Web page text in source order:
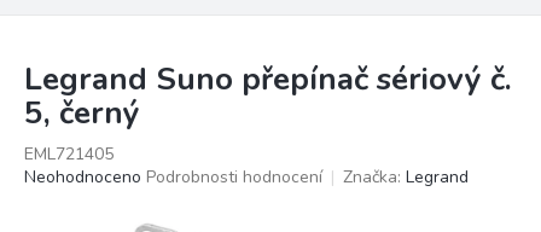
Legrand Suno přepínač sériový č.
5, černý
EML721405
Průměrné
Neohodnoceno Podrobnosti hodnocení Značka: Legrand